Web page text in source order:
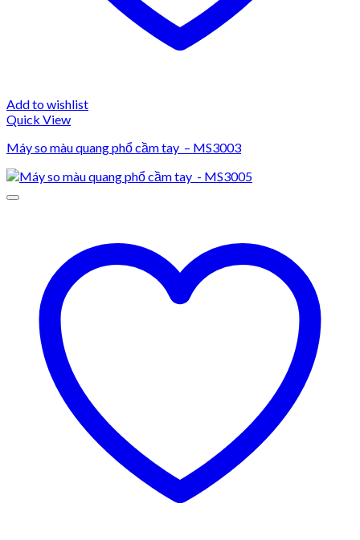
Add to wishlist
Quick View
Máy so màu quang phổ cầm tay – MS3003